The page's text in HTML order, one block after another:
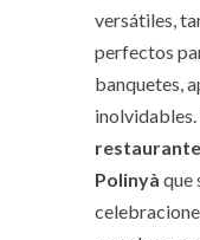
versátiles,
perfectos
banquetes,
inolvidables.
Polinyà que